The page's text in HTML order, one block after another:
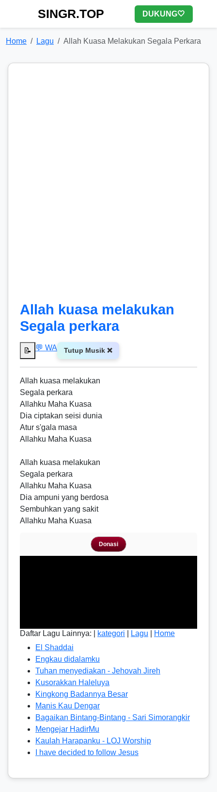
SINGR.TOP DUKUNG🤍
Home Lagu Allah Kuasa Melakukan Segala Perkara
Allah kuasa melakukan
Segala perkara
📝 💬 WA Tutup Musik ❌
Allah kuasa melakukan
Segala perkara
Allahku Maha Kuasa
Dia ciptakan seisi dunia
Atur s'gala masa
Allahku Maha Kuasa
Allah kuasa melakukan
Segala perkara
Allahku Maha Kuasa
Dia ampuni yang berdosa
Sembuhkan yang sakit
Allahku Maha Kuasa
Donasi
Daftar Lagu Lainnya: | kategori Lagu
Home
El Shaddai
Engkau didalamku
Tuhan menyediakan - Jehovah Jireh
Kusorakkan Haleluya
Kingkong Badannya Besar
Manis Kau Dengar
Bagaikan Bintang-Bintang - Sari Simorangkir
Mengejar HadirMu
Kaulah Harapanku - LOJ Worship
I have decided to follow Jesus